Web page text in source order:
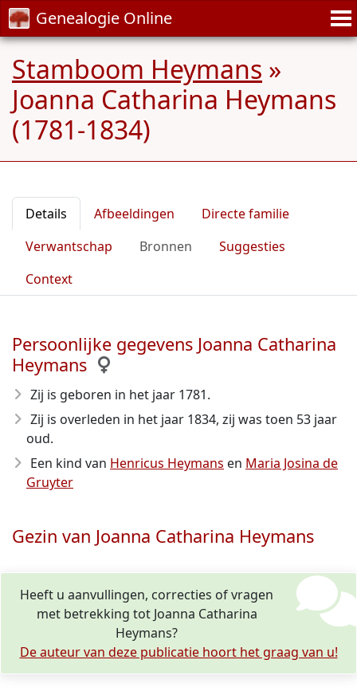
Genealogie Online
Stamboom Heymans »
Joanna Catharina Heymans
(1781-1834)
Details Afbeeldingen
Directe familie
Verwantschap
Bronnen
Suggesties
Context
Persoonlijke gegevens Joanna Catharina
Heymans
Zij is geboren in het jaar 1781.
Zij is overleden in het jaar 1834, zij was toen 53 jaar
oud.
Een kind van Henricus Heymans en Maria Josina de
Gruyter
Gezin van Joanna Catharina Heymans
Heeft u aanvullingen, correcties of vragen
met betrekking tot Joanna Catharina
Heymans?
De auteur van deze publicatie hoort het graag van u!